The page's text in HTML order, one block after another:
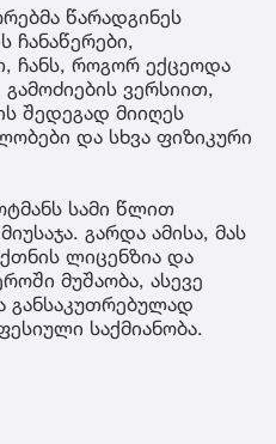
წარადგინეს
ჩანაწერები,
ჩანს, როგორ ექცეოდა
ვერსიით,
შედეგად მიიღეს
და სხვა ფიზიკური
სამი წლით
გარდა ამისა, მას
ლიცენზია და
მუშაობა, ასევე
საქმიანობა.